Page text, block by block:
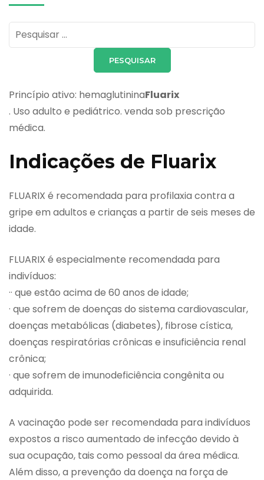
Pesquisar
por:
Princípio ativo: hemaglutininaFluarix
. Uso adulto e pediátrico. venda sob prescrição
médica.
Indicações de Fluarix
FLUARIX é recomendada para profilaxia contra a
gripe em adultos e crianças a partir de seis meses de
idade.
FLUARIX é especialmente recomendada para
indivíduos:
·· que estão acima de 60 anos de idade;
· que sofrem de doenças do sistema cardiovascular,
doenças metabólicas (diabetes), fibrose cística,
doenças respiratórias crônicas e insuficiência renal
crônica;
· que sofrem de imunodeficiência congênita ou
adquirida.
A vacinação pode ser recomendada para indivíduos
expostos a risco aumentado de infecção devido à
sua ocupação, tais como pessoal da área médica.
Além disso, a prevenção da doença na força de